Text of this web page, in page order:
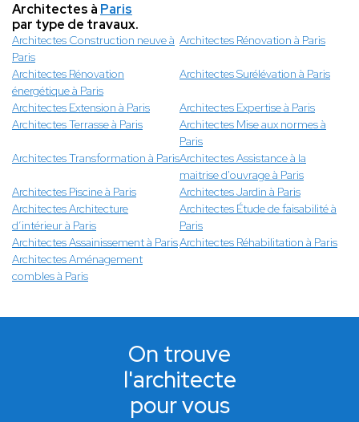
Architectes à Paris
par type de travaux.
Architectes Construction neuve à
Paris
Architectes Rénovation à Paris
Architectes Rénovation
énergétique à Paris
Architectes Surélévation à Paris
Architectes Extension à Paris
Architectes Expertise à Paris
Architectes Terrasse à Paris
Architectes Mise aux normes à
Paris
Architectes Transformation à ParisArchitectes Assistance à la
maitrise d'ouvrage à Paris
Architectes Piscine à Paris
Architectes Jardin à Paris
Architectes Architecture
d’intérieur à Paris
Architectes Étude de faisabilité à
Paris
Architectes Assainissement à ParisArchitectes Réhabilitation à Paris
Architectes Aménagement
combles à Paris
On trouve
l'architecte
pour vous